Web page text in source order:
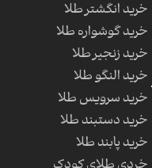
خرید انگشتر طلا
خرید گوشواره طلا
خرید زنجیر طلا
خرید النگو طلا
خرید سرویس طلا
خرید دستبند طلا
خرید پابند طلا